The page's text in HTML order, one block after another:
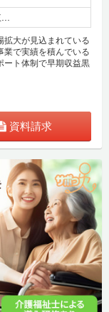
拡大が見込まれている
業で実績を積んでいる
ート体制で早期収益黒
資料請求